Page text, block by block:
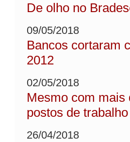
De olho no
09/05/2018
Bancos cortaram
2012
02/05/2018
Mesmo com mais
postos de trabalho
26/04/2018